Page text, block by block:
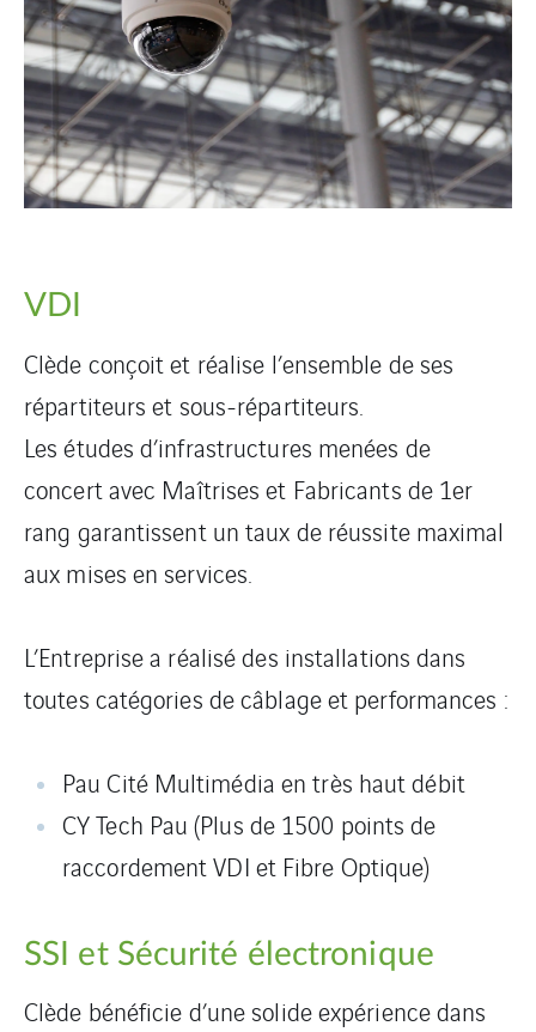
VDI
Clède conçoit et réalise l’ensemble de ses
répartiteurs et sous-répartiteurs.
Les études d’infrastructures menées de
concert avec Maîtrises et Fabricants de 1er
rang garantissent un taux de réussite maximal
aux mises en services.
L’Entreprise a réalisé des installations dans
toutes catégories de câblage et performances :
Pau Cité Multimédia en très haut débit
CY Tech Pau (Plus de 1500 points de
raccordement VDI et Fibre Optique)
SSI et Sécurité électronique
Clède bénéficie d’une solide expérience dans